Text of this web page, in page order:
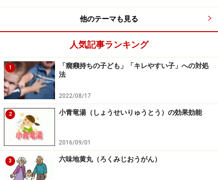
ーヒーなどの濃い色の飲食物を食べていたり、キャンデ
ィーなどを舐めている場合は正確な舌の状態がわかりま
していると舌が黒くなることもあるようです。
それでは次のページ
紹介しましょう。
※記事内容は執筆時点のものです。最新の内容をご確認くださ
い。
※当サイトにおける医師・医療従事者等による情報の提供は、診
断・治療行為ではありません。診断・治療を必要とする方は、適
切な医療機関での受診をおすすめいたします。記事内容は執筆者
個人の見解によるものであり、全ての方への有効性を保証するも
のではありません。当サイトで提供する情報に基づいて被ったい
かなる損害についても、当社、各ガイド、その他当社と契約した
他のテーマも見る
人気記事ランキング
1
「癇癪持ちの子ども」「キレやすい子」への対処
法
2022/08/17
2 小青竜湯（しょうせいりゅうとう）の効果効能
2016/09/01
3 六味地黄丸（ろくみじおうがん）